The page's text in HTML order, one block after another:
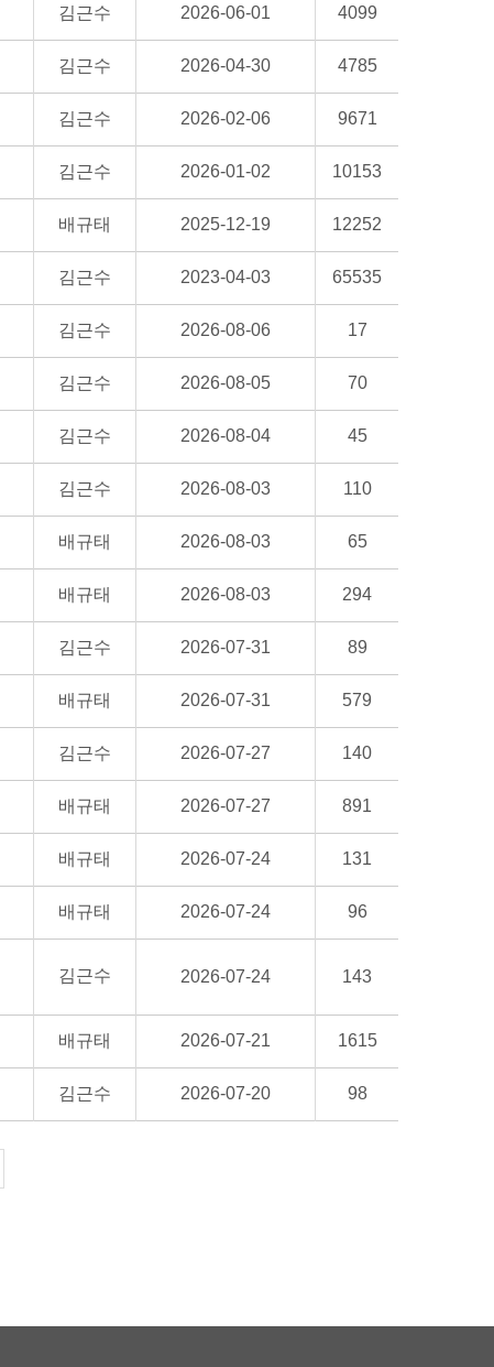
김근수 2026-06-01 4099
김근수 2026-04-30 4785
김근수 2026-02-06 9671
김근수 2026-01-02 10153
배규태 2025-12-19 12252
김근수 2023-04-03 65535
김근수 2026-08-06 17
김근수 2026-08-05 70
김근수 2026-08-04 45
김근수 2026-08-03 110
배규태 2026-08-03 65
배규태 2026-08-03 294
김근수 2026-07-31 89
배규태 2026-07-31 579
김근수 2026-07-27 140
배규태 2026-07-27 891
배규태 2026-07-24 131
배규태 2026-07-24 96
김근수 2026-07-24 143
배규태 2026-07-21 1615
김근수 2026-07-20 98